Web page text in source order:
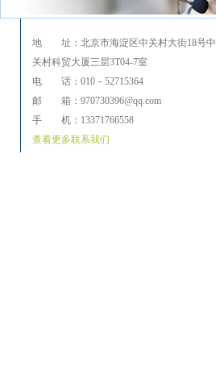
地 址：北京市海淀区中关村大街18号中
关村科贸大厦三层3T04-7室
电 话：010－52715364
邮 箱：970730396@qq.com
手 机：13371766558
查看更多联系我们